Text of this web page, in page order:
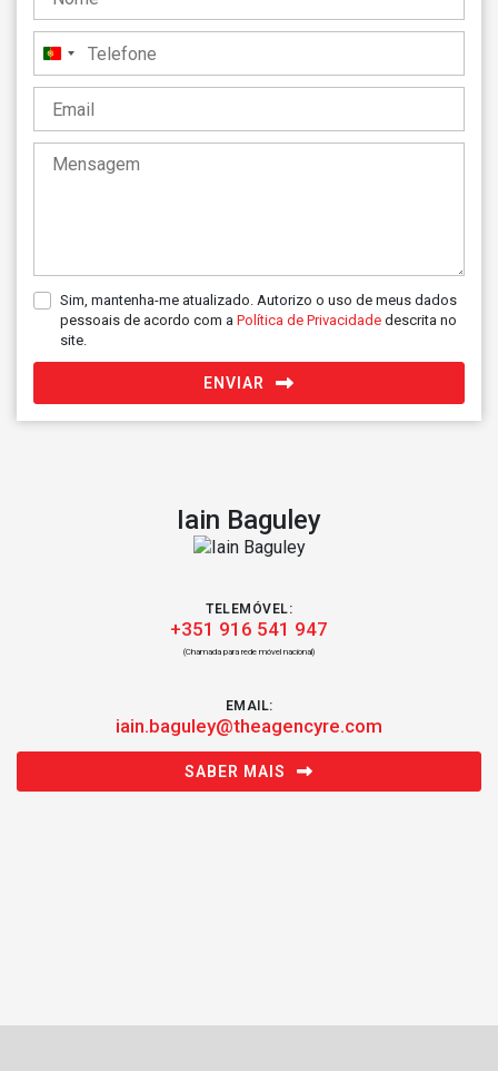
Portugal
+351
Sim, mantenha-me atualizado. Autorizo o uso de meus dados
pessoais de acordo com a Política de Privacidade descrita no
site.
ENVIAR
Iain Baguley
TELEMÓVEL:
+351 916 541 947
(Chamada para rede móvel nacional)
EMAIL:
iain.baguley@theagencyre.com
SABER MAIS